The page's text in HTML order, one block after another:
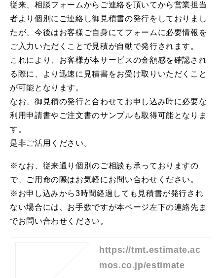
従来、相談フォームからご連絡を頂いてから営業担当
者より個別にご連絡し御見積書の発行をしておりまし
たが、今後はお客様ご自身にてフォームに必要情報を
ご入力いただくことで見積が自動で発行されます。
これにより、お客様が本サービスの金額感を確認され
る際に、より迅速に見積書をお受け取りいただくこと
が可能となります。
なお、御見積の発行と合わせてお申し込み時に必要な
利用申請書やご注文書のサンプルも取得可能となりま
す。
是非ご活用ください。
※なお、従来通り個別のご相談も承っておりますの
で、ご用命の際はお気軽にお問い合わせください。
※お申し込みから3時間経過しても見積書が発行され
ない場合には、お手数ですが本ページ左下の連絡先ま
でお問い合わせください。
https://tmt.estimate.ac
mos.co.jp/estimate